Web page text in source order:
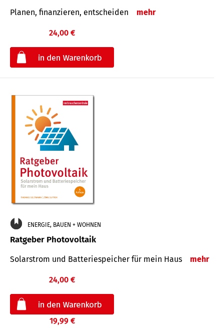
Planen, finanzieren, entscheiden mehr
24,00 €
ENERGIE, BAUEN + WOHNEN
Ratgeber Photovoltaik
Solarstrom und Batteriespeicher für mein Haus mehr
24,00 €
19,99 €